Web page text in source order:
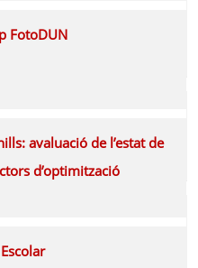
FotoDUN
avaluació de l’estat de
d’optimització